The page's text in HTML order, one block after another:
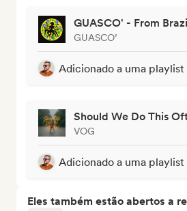
GUASCO' - From
GUASCO’
Adicionado a uma playlist
Should We Do This
VOG
Adicionado a uma playlist
Eles também estão abertos a